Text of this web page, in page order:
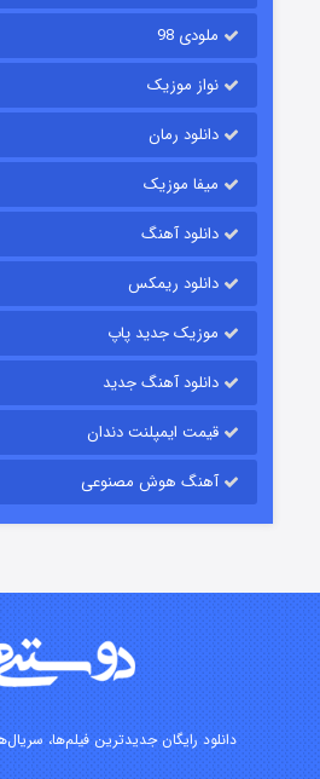
قسمت۱۵ (دوبله)
ملودی 98
نواز موزیک
دانلود رمان
میفا موزیک
دانلود آهنگ
دانلود ریمکس
موزیک جدید پاپ
دانلود آهنگ جدید
قیمت ایمپلنت دندان
آهنگ هوش مصنوعی
دانلود رایگان جدیدترین فیلم‌ها،